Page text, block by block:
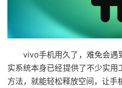
vivo手机用久了，难免会遇
实系统本身已经提供了不少实
方法，就能轻松释放空间，让手